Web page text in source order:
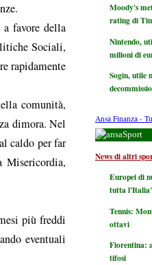
favore della
Sociali,
rapidamente
comunità,
dimora. Nel
caldo per far
più freddi
eventuali
Moody's
rating di
Nintendo,
milioni di
Sogin, utile
Ansa Finanza -
Sport
News di altri
Europei di
tutta l'Italia'
Tennis:
ottavi
Fiorentina:
tifosi